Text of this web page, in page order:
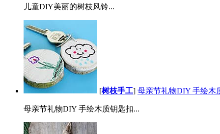
儿童DIY美丽的树枝风铃...
[树枝手工] 母亲节礼物DIY 手绘木
母亲节礼物DIY 手绘木质钥匙扣...